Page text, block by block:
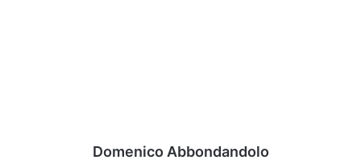
Domenico Abbondandolo